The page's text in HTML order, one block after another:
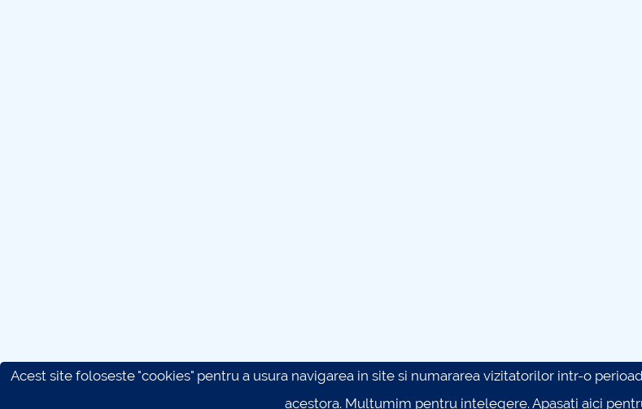
Acest site foloseste "cookies" pentru a usura navigarea in site si numararea vizitatorilor intr-o
acestora. Multumim pentru intelegere.Apasati aici